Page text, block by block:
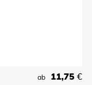
ab 11,75 €